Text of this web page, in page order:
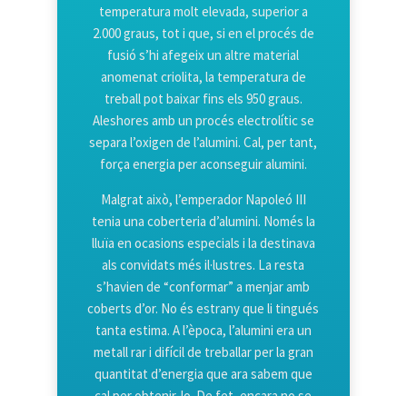
temperatura molt elevada, superior a
2.000 graus, tot i que, si en el procés de
fusió s’hi afegeix un altre material
anomenat criolita, la temperatura de
treball pot baixar fins els 950 graus.
Aleshores amb un procés electrolític se
separa l’oxigen de l’alumini. Cal, per tant,
força energia per aconseguir alumini.
Malgrat això, l’emperador Napoleó III
tenia una coberteria d’alumini. Només la
lluïa en ocasions especials i la destinava
als convidats més il·lustres. La resta
s’havien de “conformar” a menjar amb
coberts d’or. No és estrany que li tingués
tanta estima. A l’època, l’alumini era un
metall rar i difícil de treballar per la gran
quantitat d’energia que ara sabem que